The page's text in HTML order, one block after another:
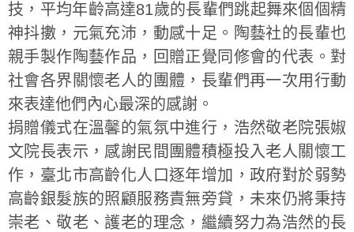
技，平均年齡高達81歲的長輩們跳起舞來個個精
神抖擻，元氣充沛，動感十足。陶藝社的長輩也
親手製作陶藝作品，回贈正覺同修會的代表。對
社會各界關懷老人的團體，長輩們再一次用行動
來表達他們內心最深的感謝。
捐贈儀式在溫馨的氣氛中進行，浩然敬老院張婌
文院長表示，感謝民間團體積極投入老人關懷工
作，臺北市高齡化人口逐年增加，政府對於弱勢
高齡銀髮族的照顧服務責無旁貸，未來仍將秉持
崇老、敬老、護老的理念，繼續努力為浩然的長